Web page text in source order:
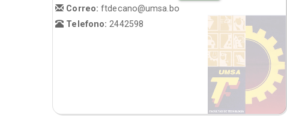
Correo:ftdecano@umsa.bo
Telefono:2442598